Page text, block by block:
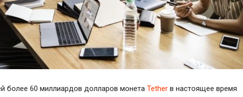
более 60 миллиардов долларов монета Tether в настоящее время